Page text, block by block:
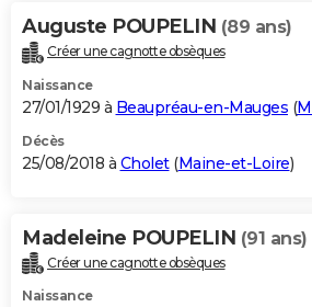
Auguste POUPELIN (89 ans)
Créer une cagnotte obsèques
Naissance
27/01/1929 à Beaupréau-en-Mauges (
Décès
25/08/2018 à Cholet(Maine-et-Loire)
Madeleine POUPELIN (91 ans)
Créer une cagnotte obsèques
Naissance